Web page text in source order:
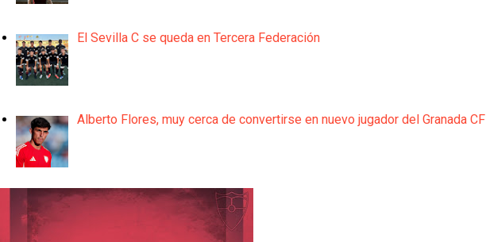
El Sevilla C se queda en Tercera Federación
Alberto Flores, muy cerca de convertirse en nuevo jugador del Granada CF